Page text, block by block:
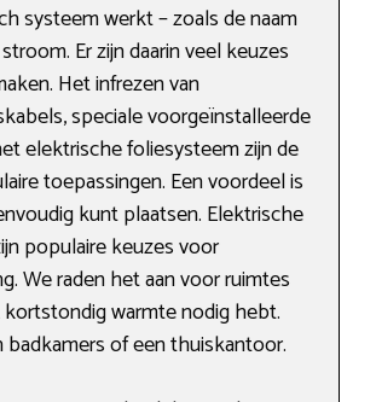
systeem werkt – zoals de naam
Er zijn daarin veel keuzes
Het infrezen van
speciale voorgeïnstalleerde
elektrische foliesysteem zijn de
toepassingen. Een voordeel is
kunt plaatsen. Elektrische
populaire keuzes voor
We raden het aan voor ruimtes
kortstondig warmte nodig hebt.
badkamers of een thuiskantoor.